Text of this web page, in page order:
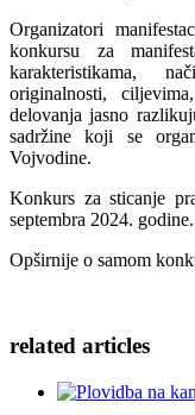
Organizatori
konkursu za
karakteristikama,
originalnosti,
delovanja jasno
sadržine koji se
Vojvodine.
Konkurs za sticanje
septembra 2024. godine.
Opširnije o samom
related articles